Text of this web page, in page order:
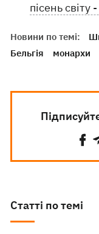
пісень
Новини по темі:
Бельгія
монархи
Статті по темі